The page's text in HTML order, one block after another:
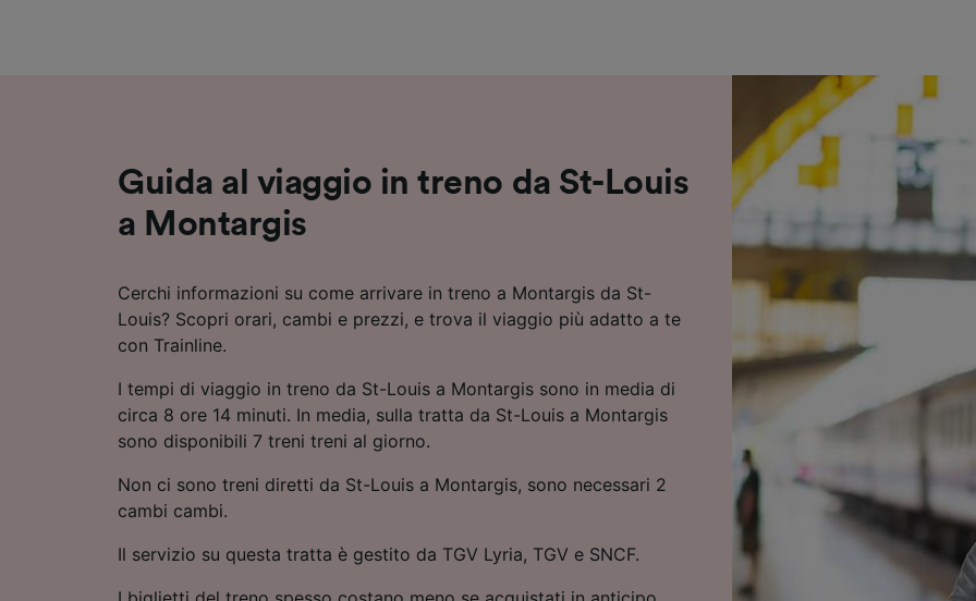
Guida al viaggio in treno da St-Louis
a Montargis
Cerchi informazioni su come arrivare in treno a Montargis da St-
Louis? Scopri orari, cambi e prezzi, e trova il viaggio più adatto a te
con Trainline.
I tempi di viaggio in treno da St-Louis a Montargis sono in media di
circa 8 ore 14 minuti. In media, sulla tratta da St-Louis a Montargis
sono disponibili 7 treni treni al giorno.
Non ci sono treni diretti da St-Louis a Montargis, sono necessari 2
cambi cambi.
Il servizio su questa tratta è gestito da TGV Lyria, TGV e SNCF.